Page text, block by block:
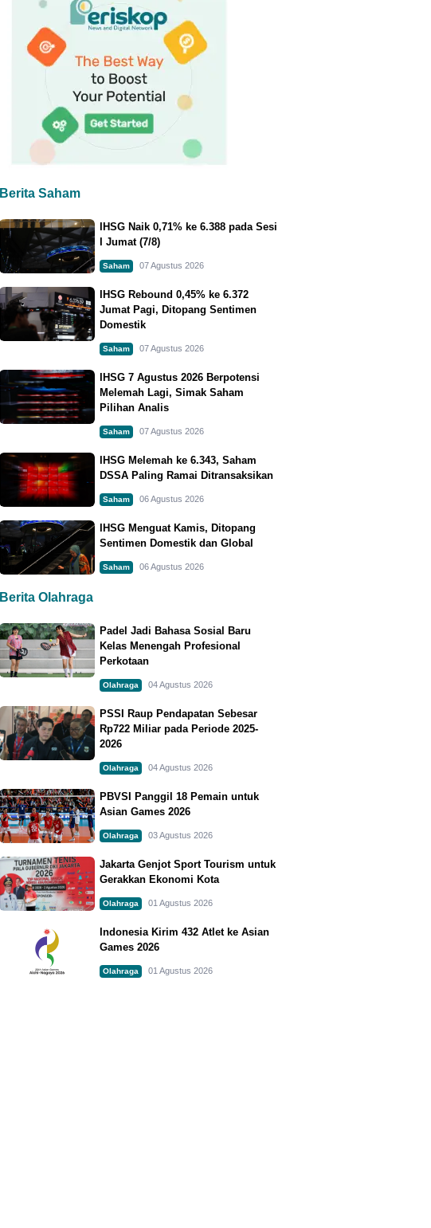
Berita Saham
IHSG Naik 0,71% ke 6.388 pada Sesi
I Jumat (7/8)
Saham 07 Agustus 2026
IHSG Rebound 0,45% ke 6.372
Jumat Pagi, Ditopang Sentimen
Domestik
Saham 07 Agustus 2026
IHSG 7 Agustus 2026 Berpotensi
Melemah Lagi, Simak Saham
Pilihan Analis
Saham 07 Agustus 2026
IHSG Melemah ke 6.343, Saham
DSSA Paling Ramai Ditransaksikan
Saham 06 Agustus 2026
IHSG Menguat Kamis, Ditopang
Sentimen Domestik dan Global
Saham 06 Agustus 2026
Berita Olahraga
Padel Jadi Bahasa Sosial Baru
Kelas Menengah Profesional
Perkotaan
Olahraga 04 Agustus 2026
PSSI Raup Pendapatan Sebesar
Rp722 Miliar pada Periode 2025-
2026
Olahraga 04 Agustus 2026
PBVSI Panggil 18 Pemain untuk
Asian Games 2026
Olahraga 03 Agustus 2026
Jakarta Genjot Sport Tourism untuk
Gerakkan Ekonomi Kota
Olahraga 01 Agustus 2026
Indonesia Kirim 432 Atlet ke Asian
Games 2026
Olahraga 01 Agustus 2026